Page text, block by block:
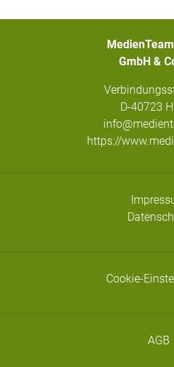
GmbH &
D-40723
https://
Cookie-
AGB